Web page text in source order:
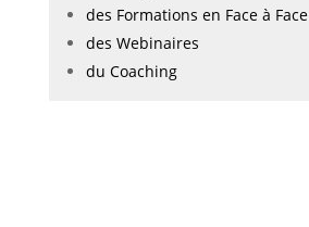
des Formations en Face à Face
des Webinaires
du Coaching